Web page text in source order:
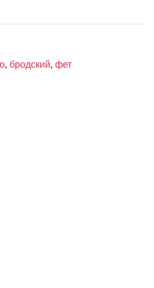
, бродский, фет